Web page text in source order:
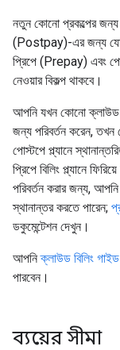
নতুন কোনো প্রকল্পের জন্য
(Postpay)-এর জন্য
প্রিপে (Prepay) এবং
নেওয়ার বিকল্প থাকবে।
আপনি যখন কোনো ক্লাউড
জন্য পরিবর্তন করেন, তখন
পোস্টপে প্ল্যানে
প্রিপে বিলিং প্ল্যানে
পরিবর্তন করার জন্য, আপনি
স্থানান্তর করতে পারেন;
ডকুমেন্টেশন দেখুন।
আপনিক্লাউড বিলিং গাইড
পারবেন।
ব্যয়ের সীমা